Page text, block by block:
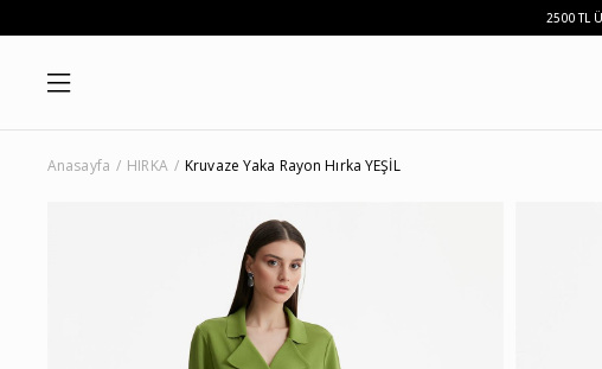
2500 TL
Anasayfa HIRKA Kruvaze Yaka Rayon Hırka YEŞİL